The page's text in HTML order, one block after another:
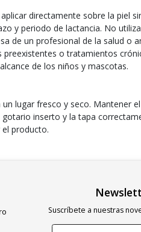
directamente sobre la piel
y periodo de lactancia. No
de un profesional de la salud o
preexistentes o tratamientos
de los niños y mascotas.
lugar fresco y seco. Mantener
inserto y la tapa
producto.
Suscríbete a nuestras